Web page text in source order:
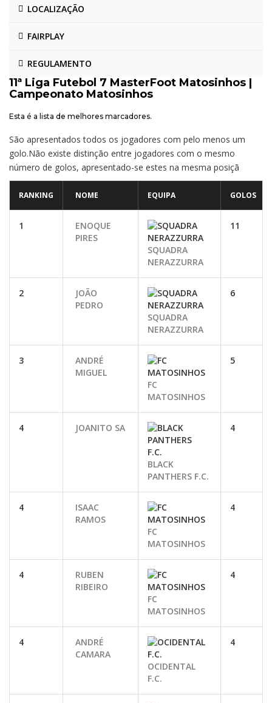
LOCALIZAÇÃO
FAIRPLAY
REGULAMENTO
11ª Liga Futebol 7 MasterFoot Matosinhos |
Campeonato Matosinhos
Esta é a lista de melhores marcadores.
São apresentados todos os jogadores com pelo menos um
golo.Não existe distinção entre jogadores com o mesmo
número de golos, apresentado-se estes na mesma posiçã
RANKING NOME EQUIPA GOLOS
1
ENOQUE
PIRES
SQUADRA
NERAZZURRA
11
2
JOÃO
PEDRO
SQUADRA
NERAZZURRA
6
3
ANDRÉ
MIGUEL
FC
MATOSINHOS
5
4 JOANITO SA
BLACK
PANTHERS F.C.
4
4
ISAAC
RAMOS
FC
MATOSINHOS
4
4
RUBEN
RIBEIRO
FC
MATOSINHOS
4
4
ANDRÉ
CAMARA
OCIDENTAL
F.C.
4